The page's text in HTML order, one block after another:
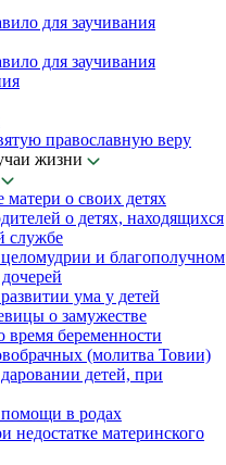
для заучивания
для заучивания
православную веру
жизни
о своих детях
о детях, находящихся
службе
и благополучном
ума у детей
о замужестве
беременности
(молитва Товии)
детей, при
в родах
недостатке материнского